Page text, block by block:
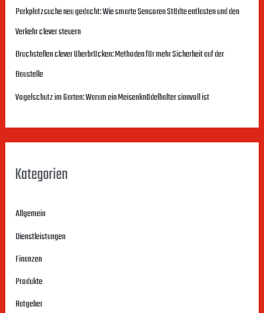
n
a
c
h
:
Parkplatzsuche neu gedacht: Wie smarte Sensoren Städte entlasten und den
Verkehr clever steuern
Bruchstellen clever überbrücken: Methoden für mehr Sicherheit auf der
Baustelle
Vogelschutz im Garten: Warum ein Meisenknödelhalter sinnvoll ist
Kategorien
Allgemein
Dienstleistungen
Finanzen
Produkte
Ratgeber